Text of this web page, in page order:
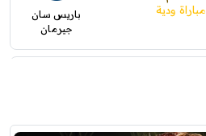
مباراة ودية
باريس سان
جيرمان